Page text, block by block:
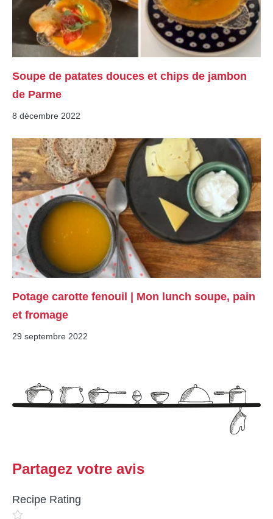
Soupe de patates douces et chips de jambon
de Parme
8 décembre 2022
Potage carotte fenouil | Mon lunch soupe, pain
et fromage
29 septembre 2022
Partagez votre avis
Recipe Rating